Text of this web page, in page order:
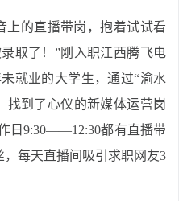
上的直播带岗，抱着试试看
取了！”刚入职江西腾飞电
就业的大学生，通过“渝水
找到了心仪的新媒体运营岗
日9:30——12:30都有直播带
每天直播间吸引求职网友3